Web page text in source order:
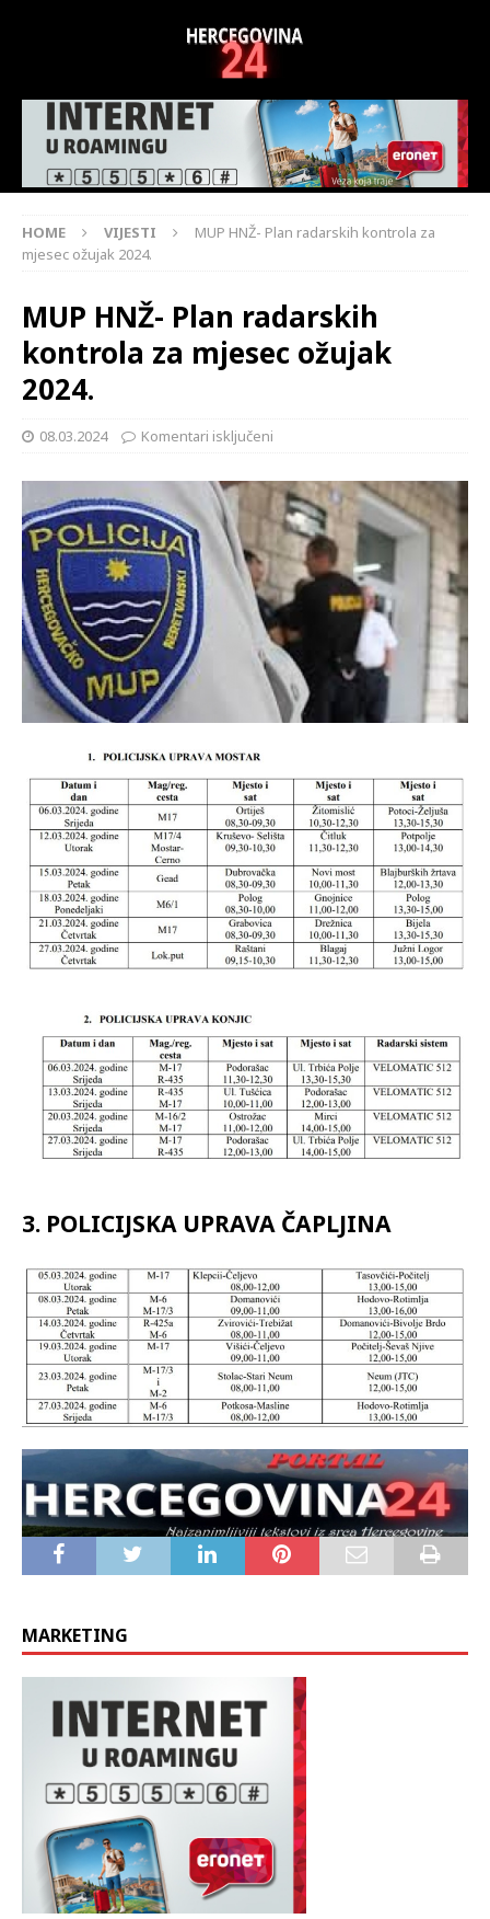
HOME VIJESTI
MUP HNŽ- Plan radarskih kontrola za
mjesec ožujak 2024.
MUP HNŽ- Plan radarskih
kontrola za mjesec ožujak
2024.
08.03.2024 Komentari isključeni
3. POLICIJSKA UPRAVA ČAPLJINA
MARKETING